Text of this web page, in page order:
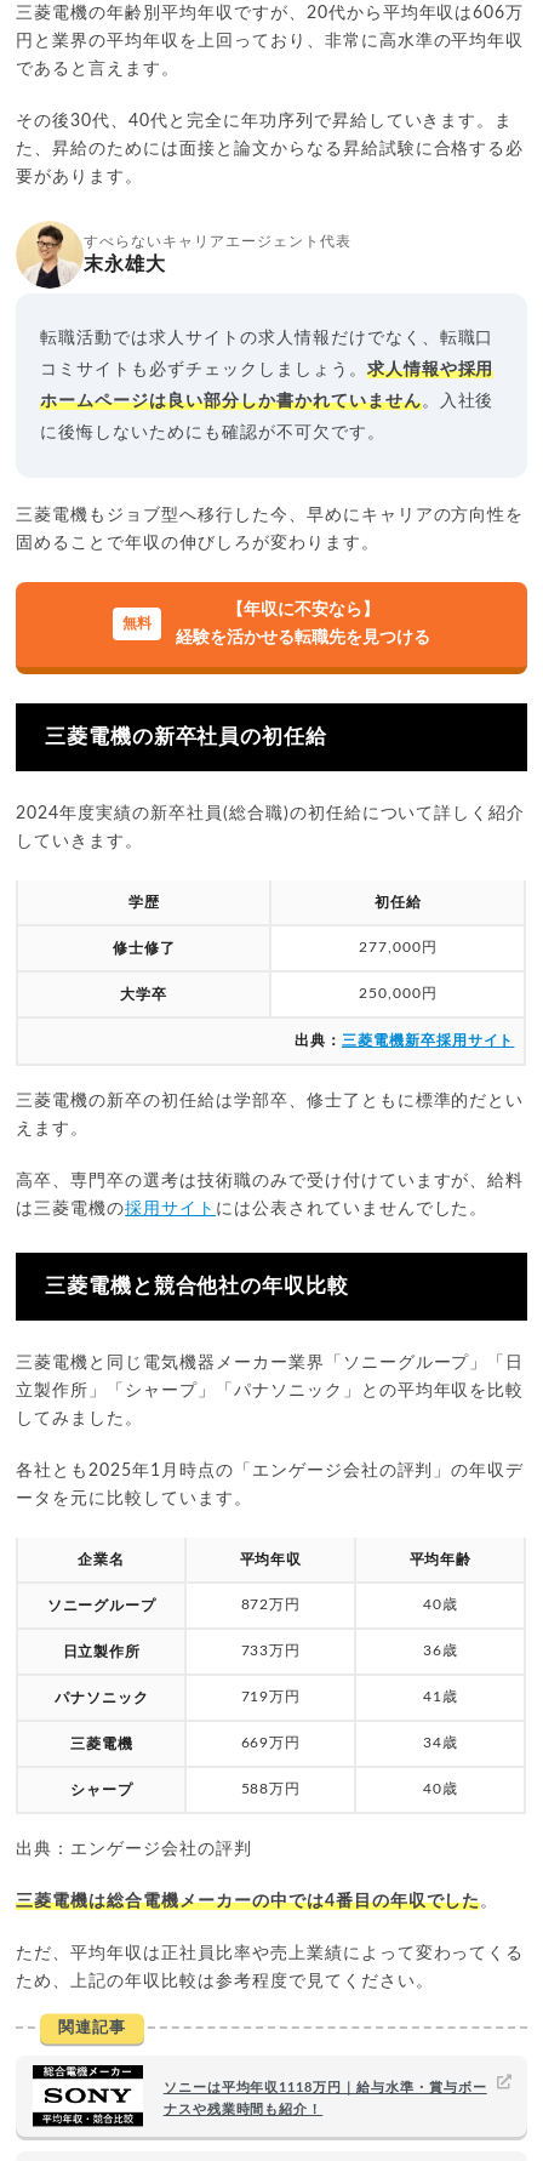
三菱電機の年齢別平均年収ですが、20代から平均年収は606万
円と業界の平均年収を上回っており、非常に高水準の平均年収
であると言えます。
その後30代、40代と完全に年功序列で昇給していきます。ま
た、昇給のためには面接と論文からなる昇給試験に合格する必
要があります。
すべらないキャリアエージェント代表
末永雄大
転職活動では求人サイトの求人情報だけでなく、転職口
コミサイトも必ずチェックしましょう。 求人情報や採用
ホームページは良い部分しか書かれていません。入社後
に後悔しないためにも確認が不可欠です。
三菱電機もジョブ型へ移行した今、早めにキャリアの方向性を
固めることで年収の伸びしろが変わります。
【年収に不安なら】
経験を活かせる転職先を見つける
三菱電機の新卒社員の初任給
2024年度実績の新卒社員(総合職)の初任給について詳しく紹介
していきます。
学歴 初任給
修士修了 277,000円
大学卒 250,000円
出典： 三菱電機新卒採用サイト
三菱電機の新卒の初任給は学部卒、修士了ともに標準的だとい
えます。
高卒、専門卒の選考は技術職のみで受け付けていますが、給料
は三菱電機の採用サイト には公表されていませんでした。
三菱電機と競合他社の年収比較
三菱電機と同じ電気機器メーカー業界「ソニーグループ」「日
立製作所」「シャープ」「パナソニック」との平均年収を比較
してみました。
各社とも2025年1月時点の「エンゲージ会社の評判」の年収デ
ータを元に比較しています。
企業名 平均年収 平均年齢
ソニーグループ 872万円 40歳
日立製作所 733万円 36歳
パナソニック 719万円 41歳
三菱電機 669万円 34歳
シャープ 588万円 40歳
出典：エンゲージ会社の評判
三菱電機は総合電機メーカーの中では4番目の年収でした。
ただ、平均年収は正社員比率や売上業績によって変わってくる
ため、上記の年収比較は参考程度で見てください。
関連記事
ソニーは平均年収1118万円｜給与水準・賞与ボー
ナスや残業時間も紹介！